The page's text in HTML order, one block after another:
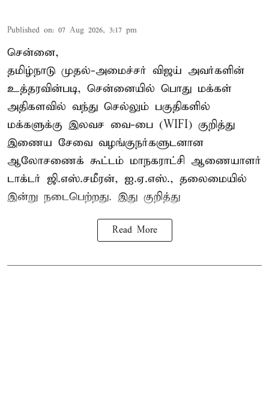
Published on: 07 Aug 2026, 3:17 pm
சென்னை,
தமிழ்நாடு முதல்-அமைச்சர் விஜய் அவர்களின்
உத்தரவின்படி, சென்னையில் பொது மக்கள்
அதிகளவில் வந்து செல்லும் பகுதிகளில்
மக்களுக்கு இலவச வை-பை (WIFI) குறித்து
இணைய சேவை வழங்குநர்களுடனான
ஆலோசணைக் கூட்டம் மாநகராட்சி ஆணையாளர்
டாக்டர் ஜி.எஸ்.சமீரன், ஐ.ஏ.எஸ்., தலைமையில்
இன்று நடைபெற்றது. இது குறித்து
Read More